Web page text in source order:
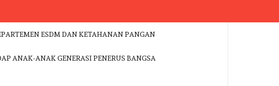
ESDM DAN KETAHANAN PANGAN
ANAK-ANAK GENERASI PENERUS BANGSA